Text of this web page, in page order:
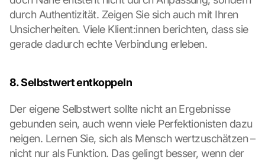
durch Authentizität. Zeigen Sie sich auch mit Ihren
Unsicherheiten. Viele Klient:innen berichten, dass sie
gerade dadurch echte Verbindung erleben.
8. Selbstwert entkoppeln
Der eigene Selbstwert sollte nicht an Ergebnisse
gebunden sein, auch wenn viele Perfektionisten dazu
neigen. Lernen Sie, sich als Mensch wertzuschätzen –
nicht nur als Funktion. Das gelingt besser, wenn der